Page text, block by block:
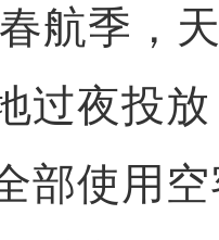
季，天
过夜投
部使用